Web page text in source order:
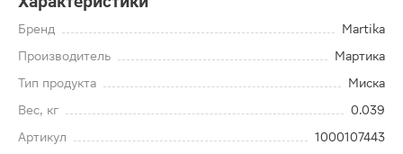
Бренд
Martika
Производитель
Мартика
Тип продукта
Миска
Вес, кг
0.039
Артикул
1000107443